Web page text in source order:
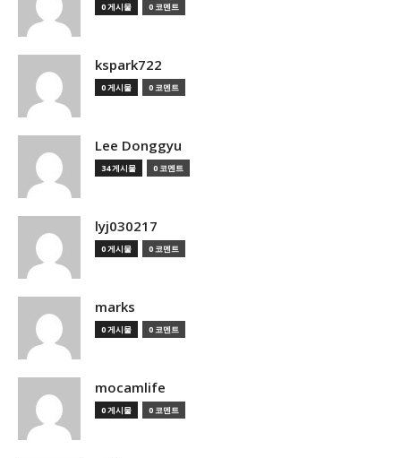
0 게시물 0 코멘트
kspark722
0 게시물 0 코멘트
Lee Donggyu
34 게시물 0 코멘트
lyj030217
0 게시물 0 코멘트
marks
0 게시물 0 코멘트
mocamlife
0 게시물 0 코멘트